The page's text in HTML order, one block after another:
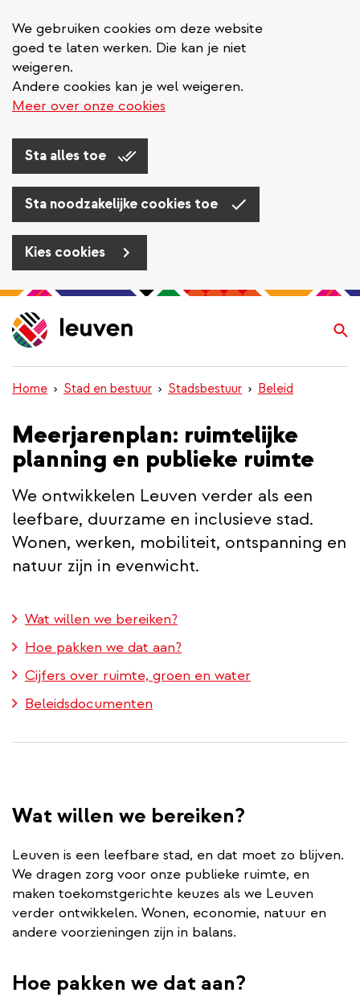
We gebruiken cookies om deze website
goed te laten werken. Die kan je niet
weigeren.
Andere cookies kan je wel weigeren.
Meer over onze cookies
Sta alles toe
Sta noodzakelijke cookies toe
Kies cookies
Overslaan
en
naar
inhoud
gaan
Home Stad en bestuur Stadsbestuur Beleid
Meerjarenplan: ruimtelijke
planning en publieke ruimte
We ontwikkelen Leuven verder als een
leefbare, duurzame en inclusieve stad.
Wonen, werken, mobiliteit, ontspanning en
natuur zijn in evenwicht.
Wat willen we bereiken?
Hoe pakken we dat aan?
Cijfers over ruimte, groen en water
Beleidsdocumenten
Wat willen we bereiken?
Leuven is een leefbare stad, en dat moet zo blijven.
We dragen zorg voor onze publieke ruimte, en
maken toekomstgerichte keuzes als we Leuven
verder ontwikkelen. Wonen, economie, natuur en
andere voorzieningen zijn in balans.
Hoe pakken we dat aan?